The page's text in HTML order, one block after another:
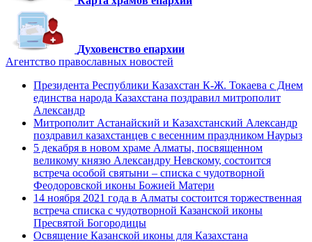
Духовенство епархии
Агентство православных новостей
Президента Республики Казахстан К-Ж. Токаева с Днем
единства народа Казахстана поздравил митрополит
Александр
Митрополит Астанайский и Казахстанский Александр
поздравил казахстанцев с весенним праздником Наурыз
5 декабря в новом храме Алматы, посвященном
великому князю Александру Невскому, состоится
встреча особой святыни – списка с чудотворной
Феодоровской иконы Божией Матери
14 ноября 2021 года в Алматы состоится торжественная
встреча списка с чудотворной Казанской иконы
Пресвятой Богородицы
Освящение Казанской иконы для Казахстана